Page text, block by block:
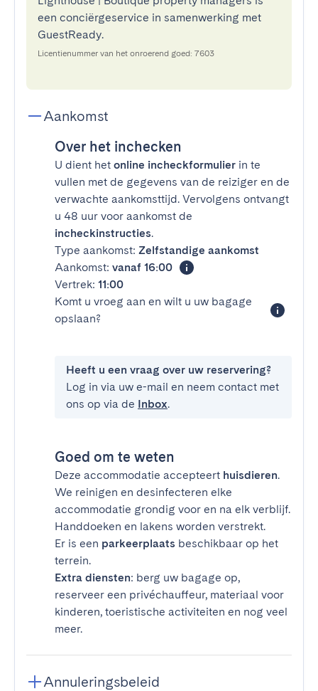
een conciërgeservice in samenwerking met
GuestReady.
Licentienummer van het onroerend goed: 7603
Aankomst
Over het inchecken
U dient het online incheckformulier in te
vullen met de gegevens van de reiziger en de
verwachte aankomsttijd. Vervolgens ontvangt
u 48 uur voor aankomst de
incheckinstructies.
Type aankomst: Zelfstandige aankomst
Aankomst: vanaf 16:00
Vertrek: 11:00
Komt u vroeg aan en wilt u uw bagage
opslaan?
Heeft u een vraag over uw reservering?
Log in via uw e-mail en neem contact met
ons op via de Inbox.
Goed om te weten
Deze accommodatie accepteert huisdieren.
We reinigen en desinfecteren elke
accommodatie grondig voor en na elk verblijf.
Handdoeken en lakens worden verstrekt.
Er is een parkeerplaats beschikbaar op het
terrein.
Extra diensten: berg uw bagage op,
reserveer een privéchauffeur, materiaal voor
kinderen, toeristische activiteiten en nog veel
meer.
Annuleringsbeleid